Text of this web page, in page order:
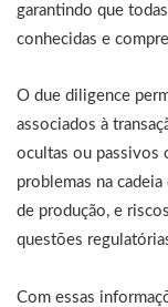
garantindo que
conhecidas e
O due diligence
associados à
ocultas ou passivos
problemas na
de produção, e
questões
Com essas